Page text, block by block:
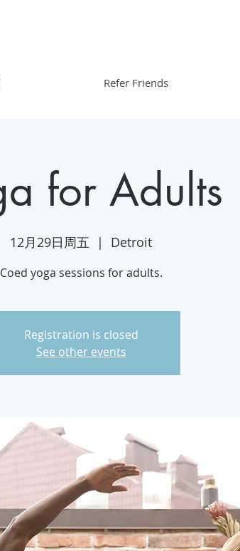
Refer Friends
for Adults
12月29日周五
  |
Detroit
Coed yoga sessions for adults.
Registration is closed
See other events